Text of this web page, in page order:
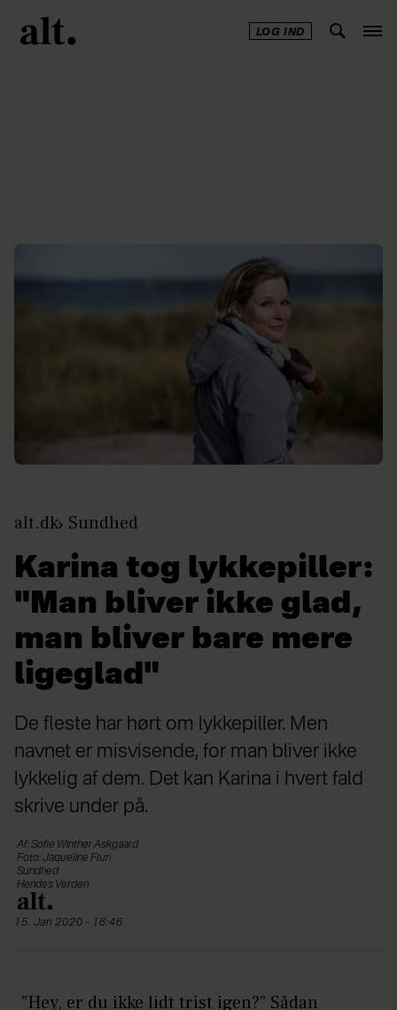
LOG IND
alt.dk Sundhed
Karina tog lykkepiller:
"Man bliver ikke glad,
man bliver bare mere
ligeglad"
De fleste har hørt om lykkepiller. Men
navnet er misvisende, for man bliver ikke
lykkelig af dem. Det kan Karina i hvert fald
skrive under på.
Af: Sofie Winther Askgaard
Foto: Jaqueline Fluri
Sundhed
Hendes Verden
15. Jan 2020 - 16:46
”Hey, er du ikke lidt trist igen?” Sådan